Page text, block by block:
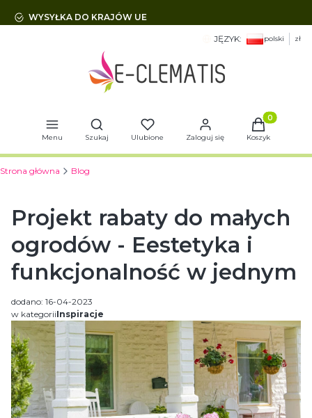
WYSYŁKA DO KRAJÓW UE
JĘZYK: polski zł
Menu
Otwórz wyszukiwarkę
Szukaj Ulubione Zaloguj się
Produkty
Koszyk
Strona główna Blog
Projekt rabaty do małych
ogrodów - Eestetyka i
funkcjonalność w jednym
dodano: 16-04-2023
w kategoriiInspiracje